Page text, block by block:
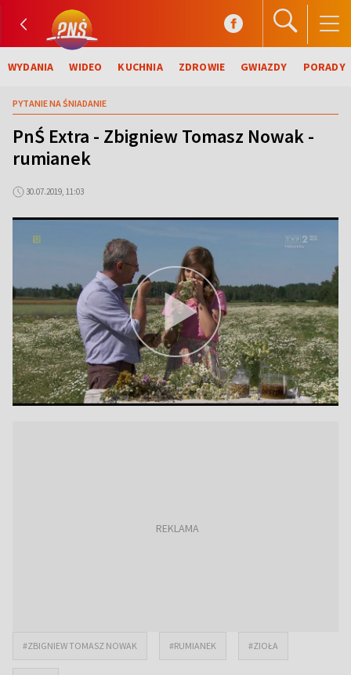
WYDANIA WIDEO KUCHNIA ZDROWIE GWIAZDY PORADY
PYTANIE NA ŚNIADANIE
PnŚ Extra - Zbigniew Tomasz Nowak -
rumianek
30.07.2019, 11:03
#ZBIGNIEW TOMASZ NOWAK #RUMIANEK #ZIOŁA